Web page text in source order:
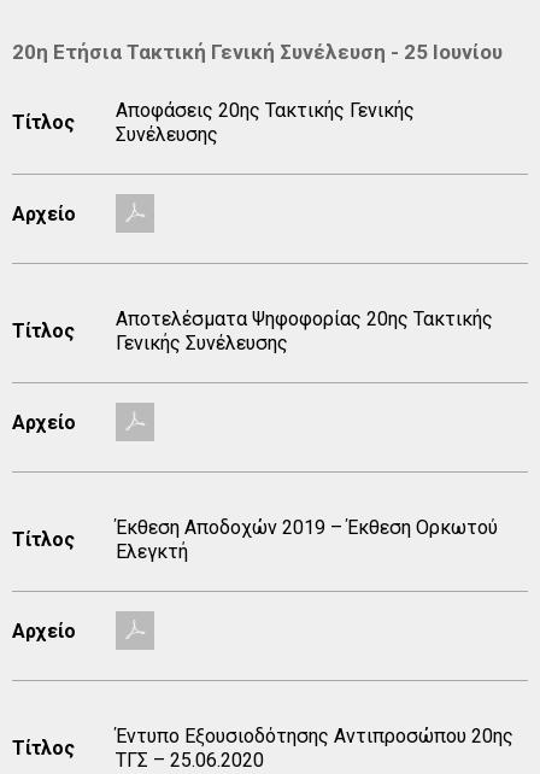
20η Ετήσια Τακτική Γενική Συνέλευση - 25 Ιουνίου
Τίτλος
Αποφάσεις 20ης Τακτικής Γενικής
Συνέλευσης
Αρχείο
Τίτλος
Αποτελέσματα Ψηφοφορίας 20ης Τακτικής
Γενικής Συνέλευσης
Αρχείο
Τίτλος
Έκθεση Αποδοχών 2019 – Έκθεση Ορκωτού
Ελεγκτή
Αρχείο
Τίτλος
Έντυπο Εξουσιοδότησης Αντιπροσώπου 20ης
TΓΣ – 25.06.2020